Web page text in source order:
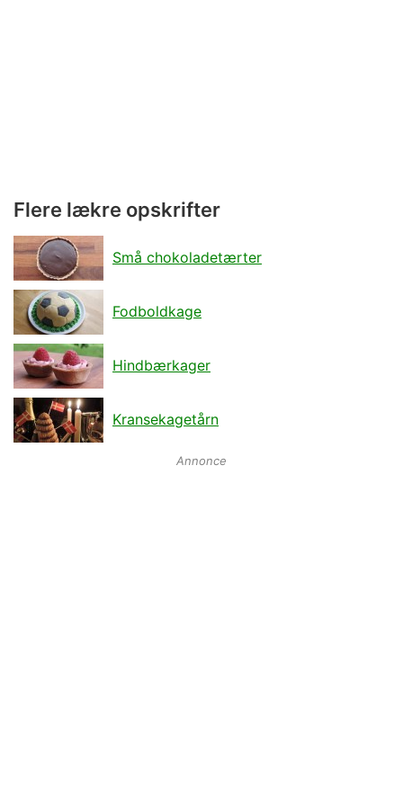
Flere lækre opskrifter
Små chokoladetærter
Fodboldkage
Hindbærkager
Kransekagetårn
Annonce